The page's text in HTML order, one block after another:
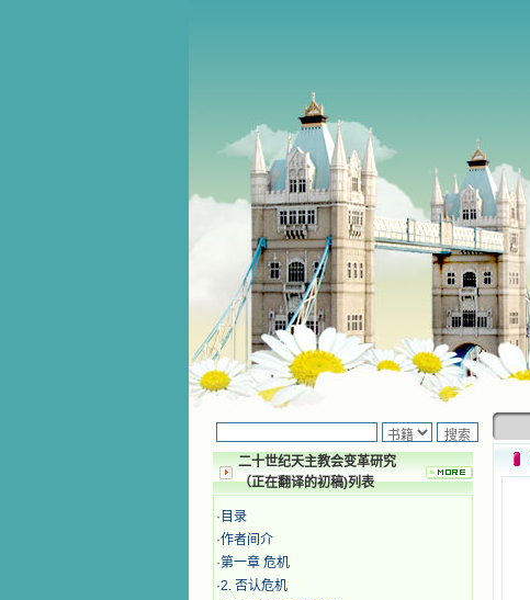
二十世纪天主教会变革研究
（正在翻译的初稿)列表
· 目录
·作者间介
·第一章 危机
·2. 否认危机